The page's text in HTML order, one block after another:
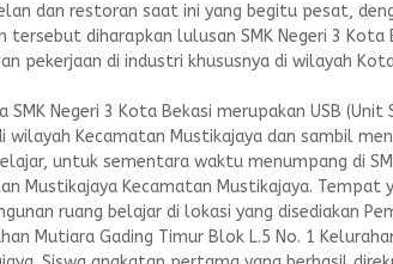
dan restoran saat ini yang begitu pesat,
tersebut diharapkan lulusan SMK Negeri 3 Kota
pekerjaan di industri khususnya di wilayah
SMK Negeri 3 Kota Bekasi merupakan USB
wilayah Kecamatan Mustikajaya dan sambil
untuk sementara waktu menumpang di
Mustikajaya Kecamatan Mustikajaya. Tempat
ruang belajar di lokasi yang disediakan
Mutiara Gading Timur Blok L.5 No. 1